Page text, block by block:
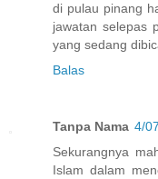
di pulau pinang
jawatan selepas
yang sedang
Balas
Tanpa Nama 4/
Sekurangnya
Islam dalam